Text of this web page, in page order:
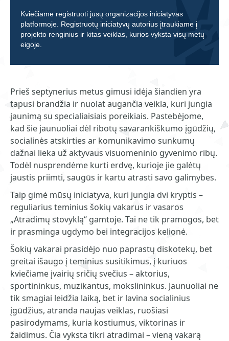
Kviečiame registruoti jūsų organizacijos iniciatyvas
platformoje. Registruotų iniciatyvų autorius įtraukiame į
projekto renginius ir kitas veiklas, kurios vyksta visų metų
eigoje.
Prieš septynerius metus gimusi idėja šiandien yra
tapusi brandžia ir nuolat augančia veikla, kuri jungia
jaunimą su specialiaisiais poreikiais. Pastebėjome,
kad šie jaunuoliai dėl ribotų savarankiškumo įgūdžių,
socialinės atskirties ar komunikavimo sunkumų
dažnai lieka už aktyvaus visuomeninio gyvenimo ribų.
Todėl nusprendėme kurti erdvę, kurioje jie galėtų
jaustis priimti, saugūs ir kartu atrasti savo galimybes.
Taip gimė mūsų iniciatyva, kuri jungia dvi kryptis –
reguliarius teminius šokių vakarus ir vasaros
„Atradimų stovyklą“ gamtoje. Tai ne tik pramogos, bet
ir prasminga ugdymo bei integracijos kelionė.
Šokių vakarai prasidėjo nuo paprastų diskotekų, bet
greitai išaugo į teminius susitikimus, į kuriuos
kviečiame įvairių sričių svečius – aktorius,
sportininkus, muzikantus, mokslininkus. Jaunuoliai ne
tik smagiai leidžia laiką, bet ir lavina socialinius
įgūdžius, atranda naujas veiklas, ruošiasi
pasirodymams, kuria kostiumus, viktorinas ir
žaidimus. Čia vyksta tikri atradimai – vieną vakarą